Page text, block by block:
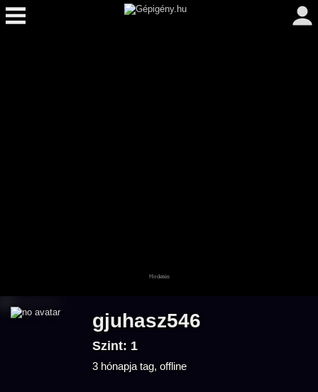
gjuhasz546
Szint: 1
3 hónapja tag, offline